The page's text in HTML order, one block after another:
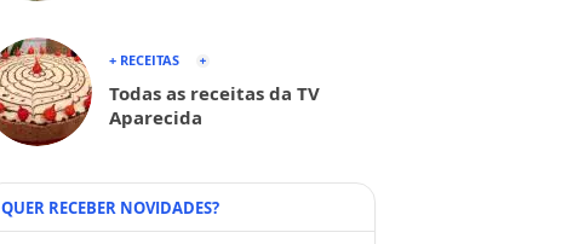
+ RECEITAS
Todas as receitas da TV
Aparecida
QUER RECEBER NOVIDADES?